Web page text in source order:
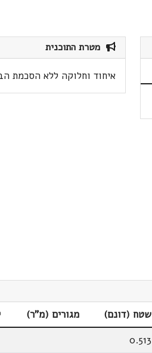
מטרת התוכנית
איחוד וחלוקה ללא הסכמת
שטח (דונם) מגורים (מ"ר)
0.513